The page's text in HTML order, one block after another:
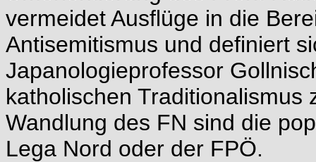
vermeidet Ausflüge in die
Antisemitismus und definiert
Japanologieprofessor
katholischen Traditionalismus
Wandlung des FN sind die
Lega Nord oder der FPÖ.